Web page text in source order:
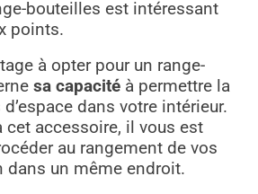
bouteilles est intéressant
points.
à opter pour un range-
sa capacitéà permettre la
dans votre intérieur.
cet accessoire, il vous est
au rangement de vos
dans un même endroit.